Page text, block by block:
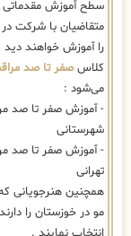
سطح آموزش
را آموزش خواهند دید
کلاسصفر تا صد
می‌شود :
- آموزش صفر تا صد
شهرستانی
- آموزش صفر تا صد
تهرانی
همچنین هنرجویانی
مو در خوزستان را